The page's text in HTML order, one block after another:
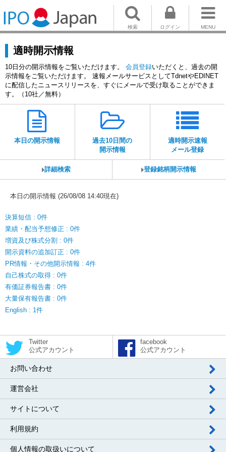
MENU
ログイン
検索
適時開示情報
10日分の開示情報をご覧いただけます。 会員登録いただくと、過去の開
示情報をご覧いただけます。 速報メールサービスとしてTdnetやEDINET
に配信したニュースリリースを、すぐにメールで受け取ることができま
す。（10社／無料）
本日の開示情報
過去10日間の
開示情報
適時開示速報
メール登録
詳細検索 登録銘柄開示情報
本日の開示情報 (26/08/08 14:40現在)
決算短信 : 0件
業績・配当予想修正 : 0件
増資及び株式分割 : 0件
開示資料の追加訂正 : 0件
PR情報・その他開示情報 : 4件
自己株式の取得 : 0件
有価証券報告書 : 0件
大量保有報告書 : 0件
English : 1件
Twitter
公式アカウント
facebook
公式アカウント
お問い合わせ
運営会社
サイトについて
利用規約
個人情報の取扱いについて